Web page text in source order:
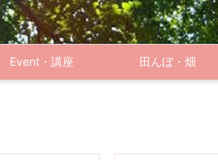
Event・講座 田んぼ・畑